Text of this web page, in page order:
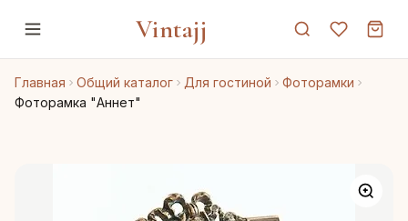
Vintajj
Главная Общий каталог Для гостиной
Фоторамки
Фоторамка "Аннет"